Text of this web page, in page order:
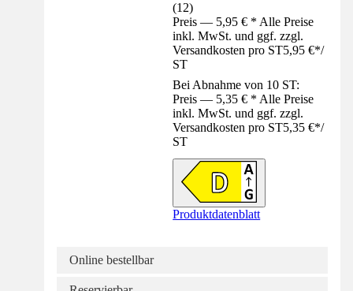
(12)
Preis — 5,95 € * Alle Preise
inkl. MwSt. und ggf. zzgl.
Versandkosten pro ST5,95 €*/
ST
Bei Abnahme von 10 ST:
Preis — 5,35 € * Alle Preise
inkl. MwSt. und ggf. zzgl.
Versandkosten pro ST5,35 €*/
ST
Produktdatenblatt
Online bestellbar